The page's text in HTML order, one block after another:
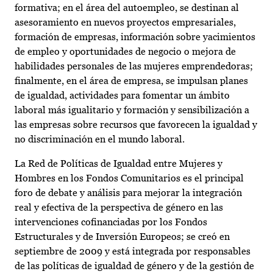
formativa; en el área del autoempleo, se destinan al
asesoramiento en nuevos proyectos empresariales,
formación de empresas, información sobre yacimientos
de empleo y oportunidades de negocio o mejora de
habilidades personales de las mujeres emprendedoras;
finalmente, en el área de empresa, se impulsan planes
de igualdad, actividades para fomentar un ámbito
laboral más igualitario y formación y sensibilización a
las empresas sobre recursos que favorecen la igualdad y
no discriminación en el mundo laboral.
La Red de Políticas de Igualdad entre Mujeres y
Hombres en los Fondos Comunitarios es el principal
foro de debate y análisis para mejorar la integración
real y efectiva de la perspectiva de género en las
intervenciones cofinanciadas por los Fondos
Estructurales y de Inversión Europeos; se creó en
septiembre de 2009 y está integrada por responsables
de las políticas de igualdad de género y de la gestión de